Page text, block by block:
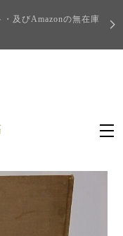
及びAmazonの無在庫